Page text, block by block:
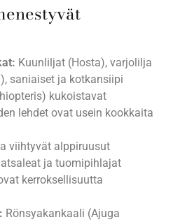
Kuunliljat (Hosta), varjolilja
saniaiset ja kotkansiipi
kukoistavat
lehdet ovat usein kookkaita
viihtyvät alppiruusut
ja tuomipihlajat
kerroksellisuutta
Rönsyakankaali (Ajuga